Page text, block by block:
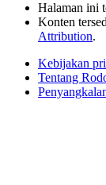
Halaman ini
Konten
Attribution.
Kebijakan
Tentang